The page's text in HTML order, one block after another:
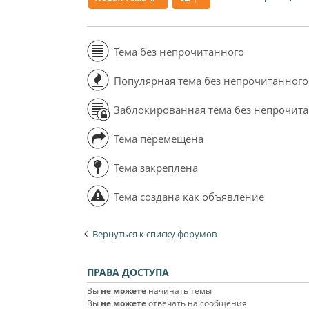
Тема без непрочитанного
Популярная тема без непрочитанного
Заблокированная тема без
Тема перемещена
Тема закреплена
Тема создана как объявление
Вернуться к списку форумов
ПРАВА ДОСТУПА
Вы не можете начинать темы
Вы не можетеотвечать на сообщения